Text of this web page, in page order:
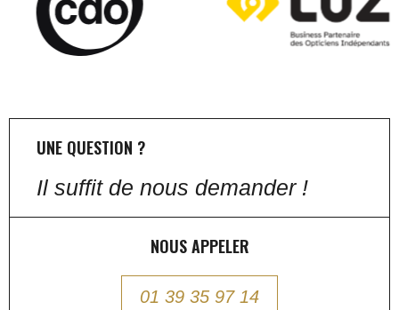
UNE QUESTION ?
Il suffit de nous demander !
NOUS APPELER
01 39 35 97 14